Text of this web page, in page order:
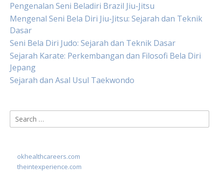
Pengenalan Seni Beladiri Brazil Jiu-Jitsu
Mengenal Seni Bela Diri Jiu-Jitsu: Sejarah dan Teknik
Dasar
Seni Bela Diri Judo: Sejarah dan Teknik Dasar
Sejarah Karate: Perkembangan dan Filosofi Bela Diri
Jepang
Sejarah dan Asal Usul Taekwondo
Search
for:
okhealthcareers.com
theintexperience.com